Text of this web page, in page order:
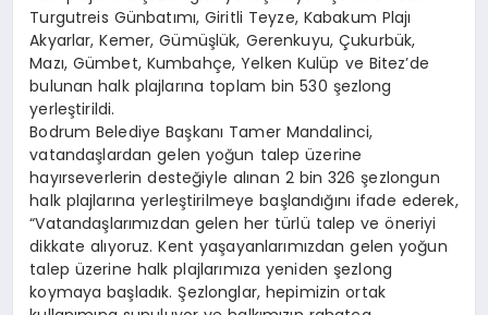
Turgutreis Günbatımı, Giritli Teyze, Kabakum Plajı
Akyarlar, Kemer, Gümüşlük, Gerenkuyu, Çukurbük,
Mazı, Gümbet, Kumbahçe, Yelken Kulüp ve Bitez’de
bulunan halk plajlarına toplam bin 530 şezlong
yerleştirildi.
Bodrum Belediye Başkanı Tamer Mandalinci,
vatandaşlardan gelen yoğun talep üzerine
hayırseverlerin desteğiyle alınan 2 bin 326 şezlongun
halk plajlarına yerleştirilmeye başlandığını ifade ederek,
“Vatandaşlarımızdan gelen her türlü talep ve öneriyi
dikkate alıyoruz. Kent yaşayanlarımızdan gelen yoğun
talep üzerine halk plajlarımıza yeniden şezlong
koymaya başladık. Şezlonglar, hepimizin ortak